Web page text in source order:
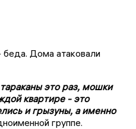
Дома атаковали
это раз, мошки
квартире - это
и грызуны, а именно
группе.